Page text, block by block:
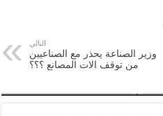
التالي
وزير الصناعة يحذر مع الصناعيين
من توقف الات المصانع ؟؟؟